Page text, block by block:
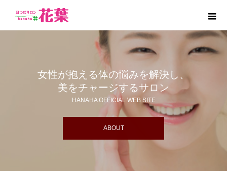
女性が抱える体の悩みを解決し、
美をチャージするサロン
HANAHA OFFICIAL WEB SITE
ABOUT